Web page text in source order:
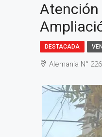
Atención
DESTACADA
Alemania N°